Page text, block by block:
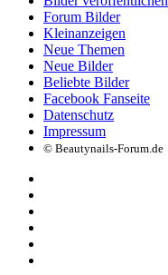
Forum Bilder
Kleinanzeigen
Neue Themen
Neue Bilder
Beliebte Bilder
Facebook Fanseite
Datenschutz
Impressum
© Beautynails-Forum.de